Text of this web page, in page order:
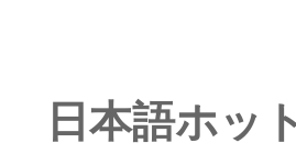
日本語ホッ